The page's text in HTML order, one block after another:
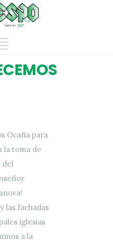
Ocaña para
la toma de
del
las fachadas
iglesias
a la